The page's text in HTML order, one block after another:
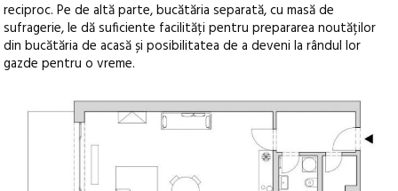
reciproc. Pe de altă parte, bucătăria separată, cu masă de
sufragerie, le dă suficiente facilități pentru prepararea noutăților
din bucătăria de acasă și posibilitatea de a deveni la rândul lor
gazde pentru o vreme.